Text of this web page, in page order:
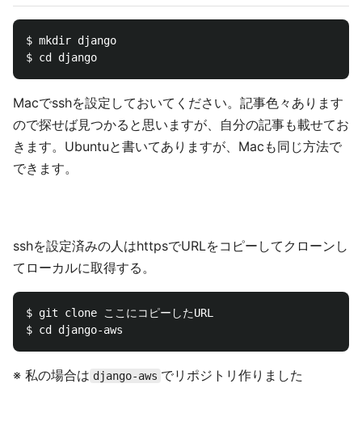
$ mkdir django
Macでsshを設定しておいてください。記事色々あります
ので探せば見つかると思いますが、自分の記事も載せてお
きます。Ubuntuと書いてありますが、Macも同じ方法で
できます。
sshを設定済みの人はhttpsでURLをコピーしてクローンし
てローカルに取得する。
$ git clone ここにコピーしたURL
※ 私の場合は django-aws でリポジトリ作りました